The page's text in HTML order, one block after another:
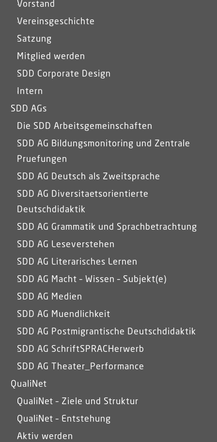
Vorstand
Vereinsgeschichte
Satzung
Mitglied werden
SDD Corporate Design
Intern
SDD AGs
Die SDD Arbeitsgemeinschaften
SDD AG Bildungsmonitoring und Zentrale
Pruefungen
SDD AG Deutsch als Zweitsprache
SDD AG Diversitaetsorientierte
Deutschdidaktik
SDD AG Grammatik und Sprachbetrachtung
SDD AG Leseverstehen
SDD AG Literarisches Lernen
SDD AG Macht – Wissen – Subjekt(e)
SDD AG Medien
SDD AG Muendlichkeit
SDD AG Postmigrantische Deutschdidaktik
SDD AG SchriftSPRACHerwerb
SDD AG Theater_Performance
QualiNet
QualiNet – Ziele und Struktur
QualiNet – Entstehung
Aktiv werden